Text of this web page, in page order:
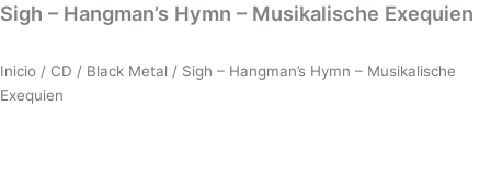
Sigh – Hangman’s Hymn – Musikalische Exequien
Inicio / CD / Black Metal / Sigh – Hangman’s Hymn – Musikalische
Exequien